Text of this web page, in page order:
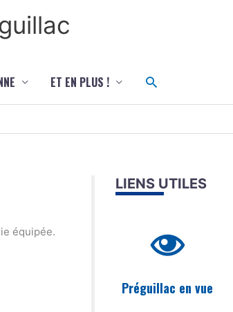
ET EN PLUS ! Rechercher
équipée.
LIENS UTILES
Préguillac en vue